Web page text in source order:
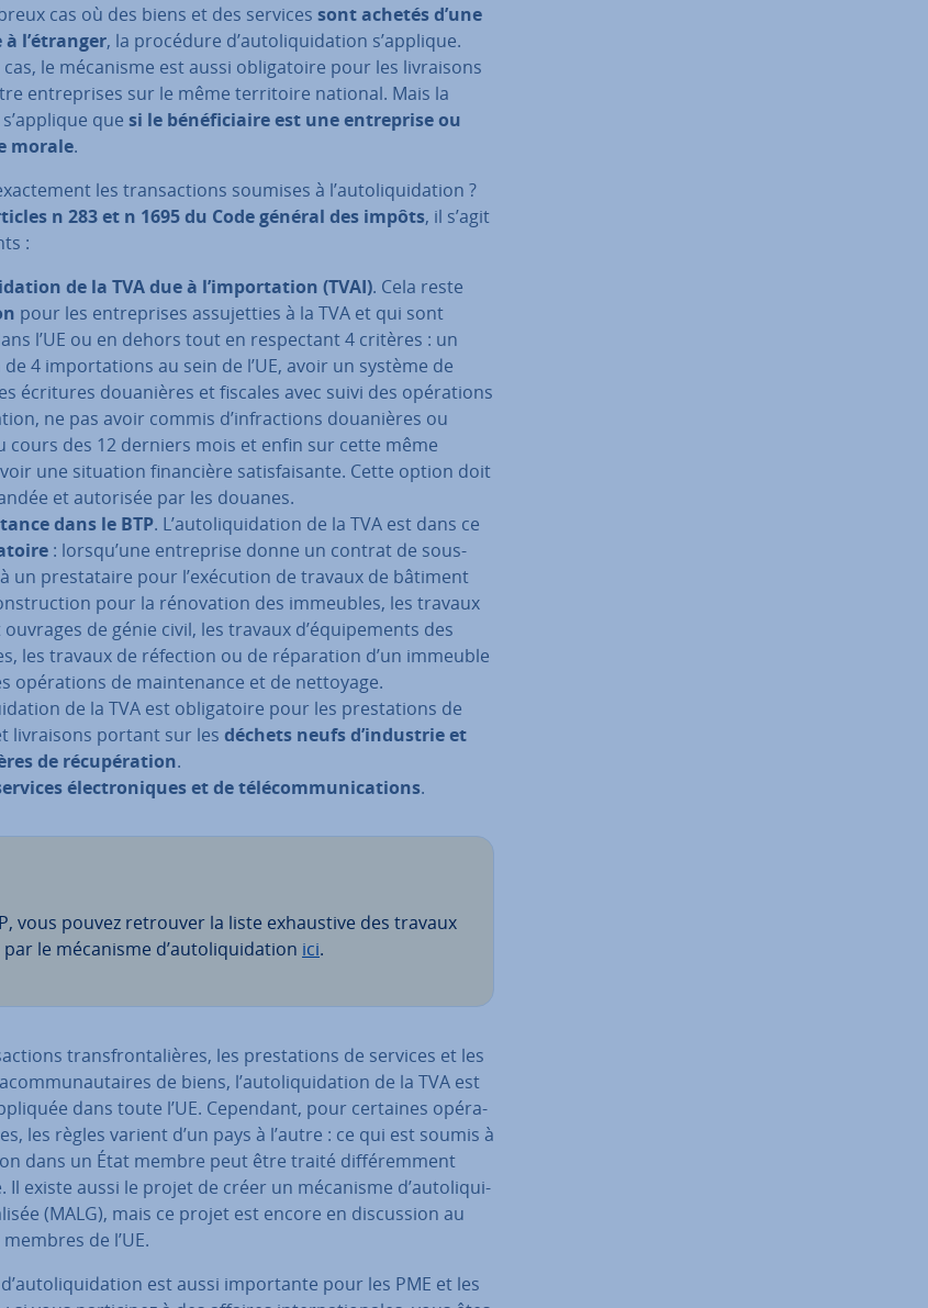
cas où des biens et des services sont achetés d’une
à l’étranger, la procédure d’au­to­li­qui­da­tion s’applique.
le mécanisme est aussi obli­ga­toire pour les li­vrai­sons
en­tre­prises sur le même ter­ri­toire national. Mais la
que si le bé­né­fi­ciaire est une en­tre­prise ou
morale.
les tran­sac­tions soumises à l’au­to­li­qui­da­tion ?
n 283 et n 1695 du Code général des impôts, il s’agit
:
de la TVA due à l’im­por­ta­tion (TVAI). Cela reste
pour les en­tre­prises as­su­jet­ties à la TVA et qui sont
l’UE ou en dehors tout en res­pec­tant 4 critères : un
4 im­por­ta­tions au sein de l’UE, avoir un système de
écritures doua­nières et fiscales avec suivi des opé­ra­tions
ne pas avoir commis d’in­frac­tions doua­nières ou
cours des 12 derniers mois et enfin sur cette même
une situation fi­nan­cière sa­tis­fai­sante. Cette option doit
et autorisée par les douanes.
dans le BTP. L’au­to­li­qui­da­tion de la TVA est dans ce
: lorsqu’une en­tre­prise donne un contrat de sous-
un pres­ta­taire pour l’exécution de travaux de bâtiment
pour la ré­no­va­tion des immeubles, les travaux
de génie civil, les travaux d’équi­pe­ments des
les travaux de réfection ou de ré­pa­ra­tion d’un immeuble
opé­ra­tions de main­te­nance et de nettoyage.
de la TVA est obli­ga­toire pour les pres­ta­tions de
li­vrai­sons portant sur les déchets neufs d’industrie et
de ré­cu­pé­ra­tion.
élec­tro­niques et de té­lé­com­mu­ni­ca­tions.
vous pouvez retrouver la liste ex­haus­tive des travaux
le mécanisme d’au­to­li­qui­da­tion ici.
trans­fron­ta­lières, les pres­ta­tions de services et les
de biens, l’au­to­li­qui­da­tion de la TVA est
dans toute l’UE. Cependant, pour certaines opé­ra­
les règles varient d’un pays à l’autre : ce qui est soumis à
dans un État membre peut être traité dif­fé­rem­ment
Il existe aussi le projet de créer un mécanisme d’au­to­li­qui­
(MALG), mais ce projet est encore en dis­cus­sion au
de l’UE.
est aussi im­por­tante pour les PME et les